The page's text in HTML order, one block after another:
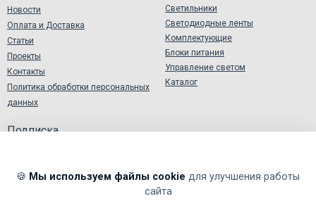
Новости
Оплата и Доставка
Статьи
Проекты
Контакты
Политика обработки персональных
данных
Светильники
Светодиодные ленты
Комплектующие
Блоки питания
Управление светом
Каталог
Подписка
Я подтверждаю и принимаюСогласие на обработку
🍪 Мы используем файлы cookie для улучшения работы
сайта